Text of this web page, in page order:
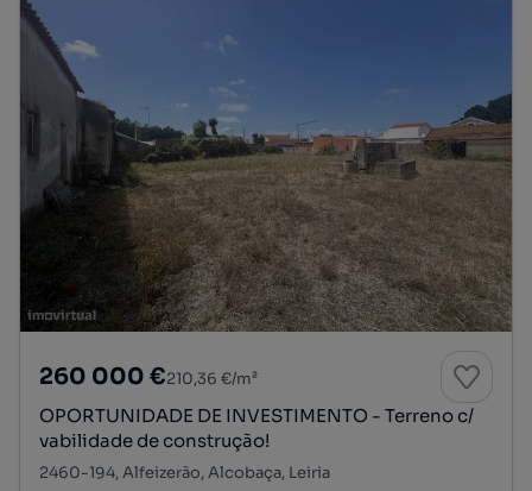
260 000 €210,36 €/m²
OPORTUNIDADE DE INVESTIMENTO - Terreno c/
vabilidade de construção!
2460-194, Alfeizerão, Alcobaça, Leiria